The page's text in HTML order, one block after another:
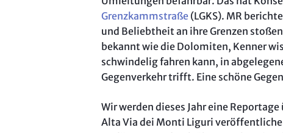
Grenzkammstraße (LGKS). MR
und Beliebtheit an ihre Grenzen
bekannt wie die Dolomiten, Kenner
schwindelig fahren kann, in
Gegenverkehr trifft. Eine schöne
Wir werden dieses Jahr eine
Alta Via dei Monti Liguri